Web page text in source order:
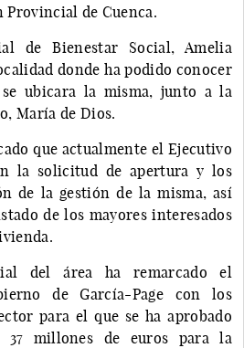
de Cuenca.
de Bienestar Social, Amelia
donde ha podido conocer
ubicara la misma, junto a la
María de Dios.
que actualmente el Ejecutivo
la solicitud de apertura y los
de la gestión de la misma, así
de los mayores interesados
del área ha remarcado el
de García-Page con los
para el que se ha aprobado
millones de euros para la